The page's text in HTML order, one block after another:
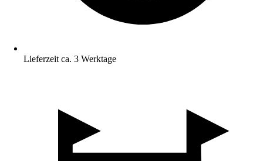
Lieferzeit ca. 3 Werktage